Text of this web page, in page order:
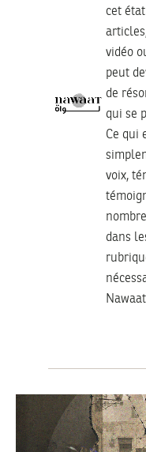
cet
vidéo
peut
de
qui se
Ce qui
voix,
dans